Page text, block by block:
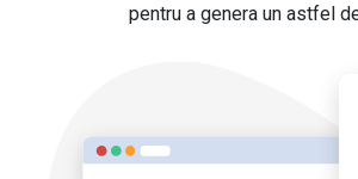
pentru a genera un astfel